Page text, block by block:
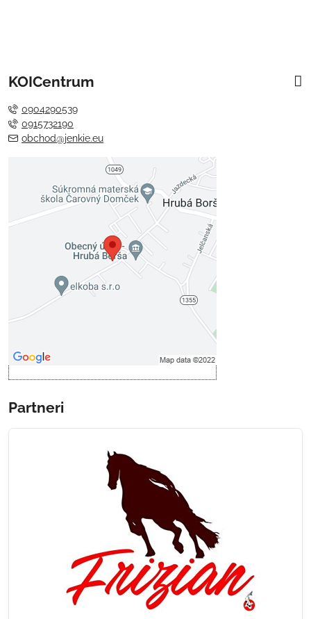
KOICentrum
0904290539
0915732190
obchod@jenkie.eu
Externý obsah je blokovaný
Voľbami súkromia
Prajete si načítať externý obsah?
Povoliť tentokrát
Povoliť a zapamätať - súhlas s
Partneri